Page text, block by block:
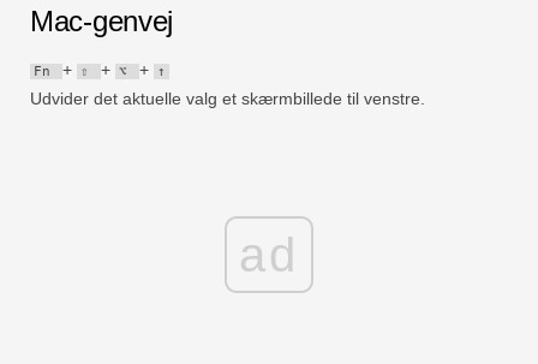
Formel
JavaScript
Mac-genvej
Fn + ⇧ + ⌥ + ↑
Udvider det aktuelle valg et skærmbillede til venstre.
ad